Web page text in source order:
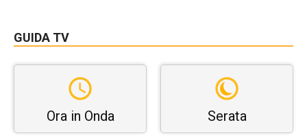
GUIDA TV
Ora in Onda Serata